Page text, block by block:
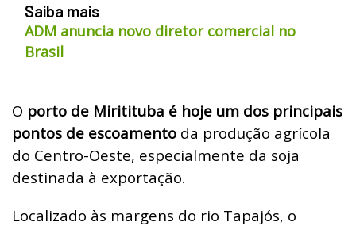
Saiba mais
ADM anuncia novo diretor comercial no
Brasil
O porto de Miritituba é hoje um dos principais
pontos de escoamento da produção agrícola
do Centro-Oeste, especialmente da soja
destinada à exportação.
Localizado às margens do rio Tapajós, o